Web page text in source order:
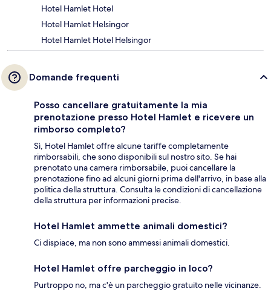
Hotel Hamlet Hotel
Hotel Hamlet Helsingor
Hotel Hamlet Hotel Helsingor
Domande frequenti
Posso cancellare gratuitamente la mia
prenotazione presso Hotel Hamlet e ricevere un
rimborso completo?
Sì, Hotel Hamlet offre alcune tariffe completamente
rimborsabili, che sono disponibili sul nostro sito. Se hai
prenotato una camera rimborsabile, puoi cancellare la
prenotazione fino ad alcuni giorni prima dell'arrivo, in base alla
politica della struttura. Consulta le condizioni di cancellazione
della struttura per informazioni precise.
Hotel Hamlet ammette animali domestici?
Ci dispiace, ma non sono ammessi animali domestici.
Hotel Hamlet offre parcheggio in loco?
Purtroppo no, ma c'è un parcheggio gratuito nelle vicinanze.